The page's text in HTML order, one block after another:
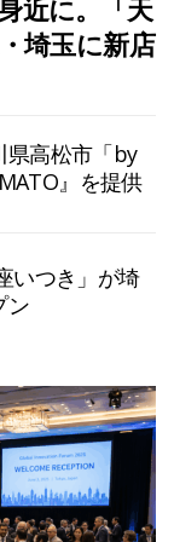
近に。「天
埼玉に新店
県高松市「by
』を提供
いつき」が埼
ン